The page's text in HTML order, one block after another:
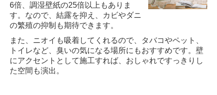
6倍、調湿壁紙の25倍以上もありま
す。 なので、結露を抑え、カビやダニ
の繁殖の抑制も期待できます。
また、ニオイも吸着してくれるので、タバコやペット、
トイレなど、臭いの気になる場所にもおすすめです。壁
にアクセントとして施工すれば、おしゃれですっきりし
た空間も演出。